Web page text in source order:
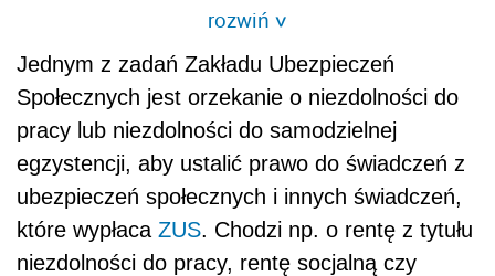
rozwiń>
Jednym z zadań Zakładu Ubezpieczeń
Społecznych jest orzekanie o niezdolności do
pracy lub niezdolności do samodzielnej
egzystencji, aby ustalić prawo do świadczeń z
ubezpieczeń społecznych i innych świadczeń,
które wypłaca ZUS. Chodzi np. o rentę z tytułu
niezdolności do pracy, rentę socjalną czy